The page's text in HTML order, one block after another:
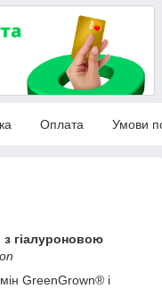
Оплата Умови
гіалуроновою
GreenGrown® і